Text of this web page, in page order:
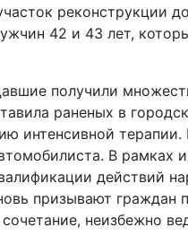
реконструкции
42 и 43 лет,
получили
раненых в
интенсивной
В рамках
действий
призывают граждан
неизбежно